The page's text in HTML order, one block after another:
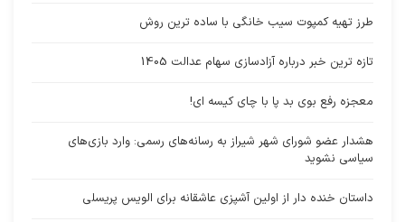
طرز تهیه کمپوت سیب خانگی با ساده ترین روش
تازه ترین خبر درباره آزادسازی سهام عدالت 1405
معجزه رفع بوی بد پا با چای کیسه ای!
هشدار عضو شورای شهر شیراز به رسانه‌های رسمی: وارد بازی‌های
سیاسی نشوید
داستان خنده دار از اولین آشپزی عاشقانه برای الویس پریسلی